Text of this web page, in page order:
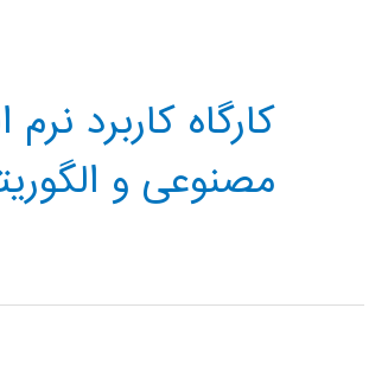
کارگاه کاربرد
مصنوعی و